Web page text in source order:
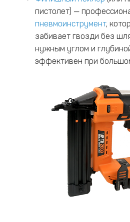
пистолет) —
пневмоинструмент,
забивает гвозди без
нужным углом и
эффективен при